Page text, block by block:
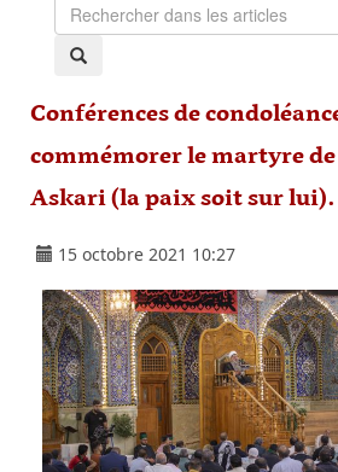
Conférences de
commémorer le martyre
Askari (la paix soit sur lui).
15 octobre 2021 10:27